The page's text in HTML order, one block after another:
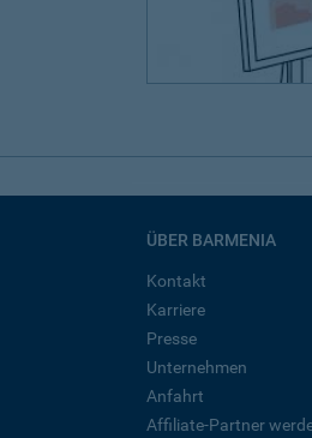
ÜBER BARMENIA
Kontakt
Karriere
Presse
Unternehmen
Anfahrt
Affiliate-Partner